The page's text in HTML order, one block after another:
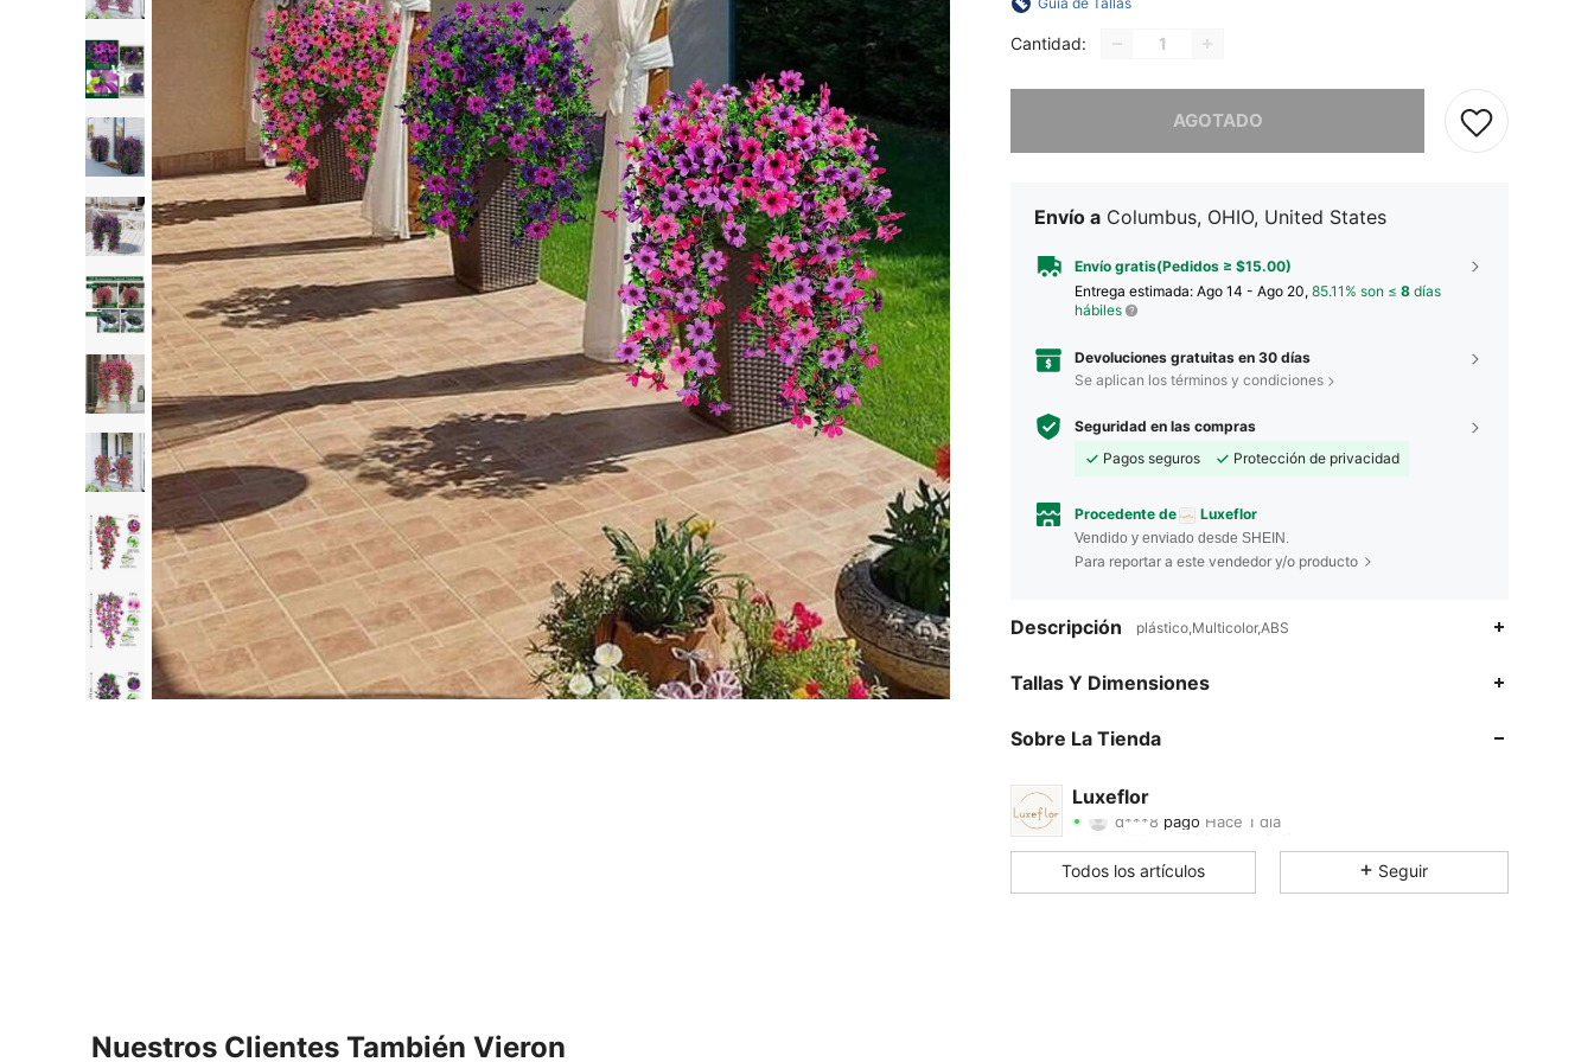
Cantidad:
AGOTADO
Envío a Columbus, OHIO, United States
Envío gratis(Pedidos ≥ $15.00)
Entrega estimada: Ago 14 - Ago 20, 85.11% son ≤ 8 días
hábiles
Devoluciones gratuitas en 30 días
Se aplican los términos y condiciones
Seguridad en las compras
Pagos seguros
Protección de privacidad
Procedente de Luxeflor
Vendido y enviado desde SHEIN.
Para reportar a este vendedor y/o producto
Descripción plástico,Multicolor,ABS
Tallas Y Dimensiones
Sobre La Tienda
Luxeflor
4.83
4.83
4.83
d***8
s***rseguidoHace 1 día
4.83 24 14
Todos los artículos Seguir
Nuestros Clientes También Vieron